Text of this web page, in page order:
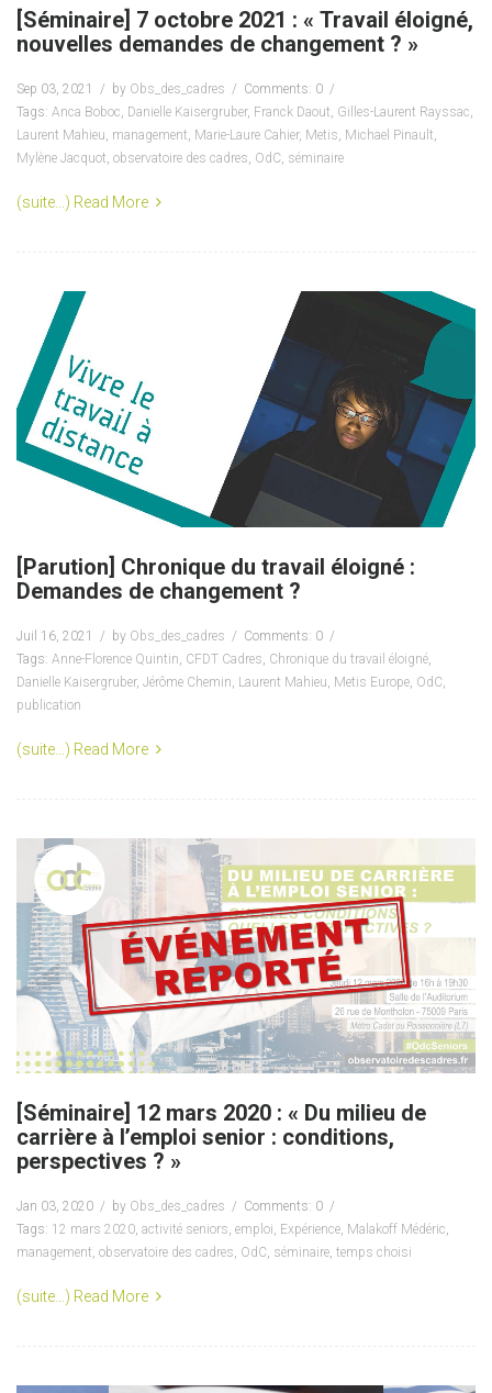
[Séminaire] 7 octobre 2021 : « Travail éloigné,
nouvelles demandes de changement ? »
Sep 03, 2021 by Obs_des_cadres
Comments: 0
Tags: Anca Boboc, Danielle Kaisergruber, Franck Daout, Gilles-Laurent Rayssac,
Laurent Mahieu, management, Marie-Laure Cahier, Metis, Michael Pinault,
Mylène Jacquot, observatoire des cadres, OdC, séminaire
(suite…) Read More
[Parution] Chronique du travail éloigné :
Demandes de changement ?
Juil 16, 2021 by Obs_des_cadres
Comments: 0
Tags: Anne-Florence Quintin CFDT Cadres Chronique du travail éloigné
Danielle Kaisergruber, Jérôme Chemin Laurent Mahieu Metis Europe OdC
publication
(suite…) Read More
[Séminaire] 12 mars 2020 : « Du milieu de
carrière à l’emploi senior : conditions,
perspectives ? »
Jan 03, 2020 by Obs_des_cadres
Comments: 0
Tags: 12 mars 2020, activité seniors, emploi, Expérience, Malakoff Médéric,
management, observatoire des cadres, OdC, séminaire, temps choisi
(suite…) Read More